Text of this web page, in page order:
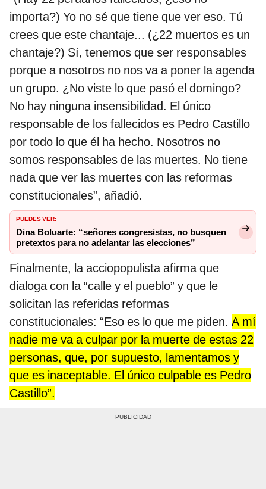
importa?) Yo no sé que tiene que ver eso. Tú
crees que este chantaje... (¿22 muertos es un
chantaje?) Sí, tenemos que ser responsables
porque a nosotros no nos va a poner la agenda
un grupo. ¿No viste lo que pasó el domingo?
No hay ninguna insensibilidad. El único
responsable de los fallecidos es Pedro Castillo
por todo lo que él ha hecho. Nosotros no
somos responsables de las muertes. No tiene
nada que ver las muertes con las reformas
constitucionales”, añadió.
PUEDES VER:
Dina Boluarte: “señores congresistas, no busquen
pretextos para no adelantar las elecciones”
Finalmente, la acciopopulista afirma que
dialoga con la “calle y el pueblo” y que le
solicitan las referidas reformas
constitucionales: “Eso es lo que me piden. A mí
nadie me va a culpar por la muerte de estas 22
personas, que, por supuesto, lamentamos y
que es inaceptable. El único culpable es Pedro
Castillo”.